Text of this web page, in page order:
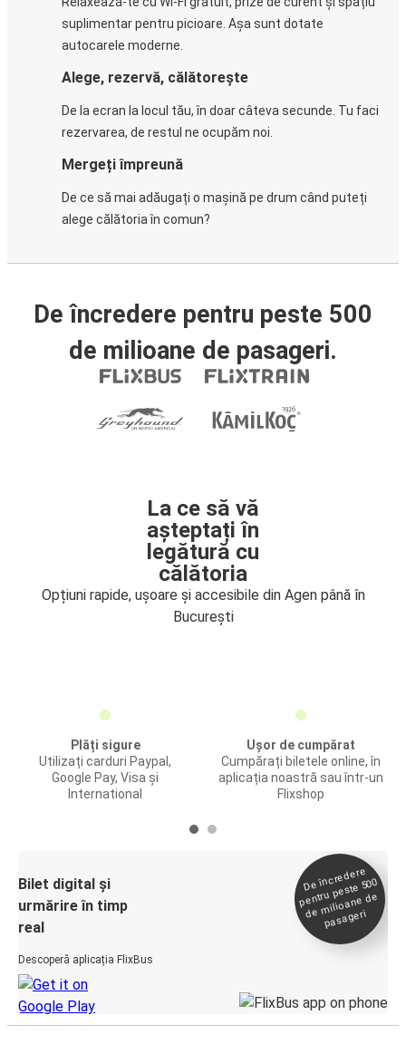
suplimentar pentru picioare. Așa sunt dotate
autocarele moderne.
Alege, rezervă, călătorește
De la ecran la locul tău, în doar câteva secunde. Tu faci
rezervarea, de restul ne ocupăm noi.
Mergeți împreună
De ce să mai adăugați o mașină pe drum când puteți
alege călătoria în comun?
De încredere pentru peste 500
de milioane de pasageri.
La ce să vă
așteptați în
legătură cu
călătoria
Opțiuni rapide, ușoare și accesibile din Agen până în
București
Plăți sigure
Utilizați carduri Paypal,
Google Pay, Visa și
International
Ușor de cumpărat
Cumpărați biletele online, în
aplicația noastră sau într-un
Flixshop
Bilet digital și
urmărire în timp
real
Descoperă aplicația FlixBus
De încredere
pentru peste 500
de
milioane de
pasageri